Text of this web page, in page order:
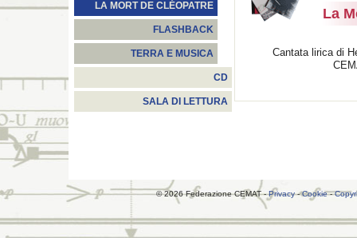
LA MORT DE CLÉOPATRE
FLASHBACK
TERRA E MUSICA
CD
SALA DI LETTURA
La
Cantata lirica di
© 2026 Federazione CEMAT -Privacy-Cookie-